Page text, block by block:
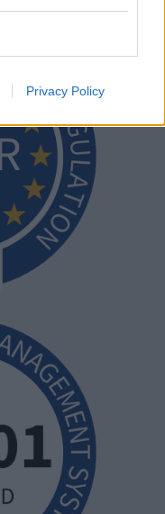
Privacy Policy